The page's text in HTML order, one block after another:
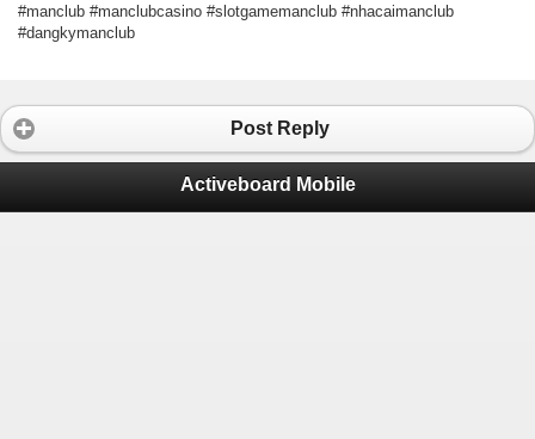
#manclub #manclubcasino #slotgamemanclub #nhacaimanclub
#dangkymanclub
Post Reply
Activeboard Mobile